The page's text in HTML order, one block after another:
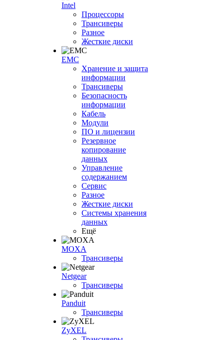
Intel
Процессоры
Трансиверы
Разное
Жесткие диски
EMC
Хранение и защита
информации
Трансиверы
Безопасность
информации
Кабель
Модули
ПО и лицензии
Резервное
копирование
данных
Управление
содержанием
Сервис
Разное
Жесткие диски
Системы хранения
данных
Ещё
MOXA
Трансиверы
Netgear
Трансиверы
Panduit
Трансиверы
ZyXEL